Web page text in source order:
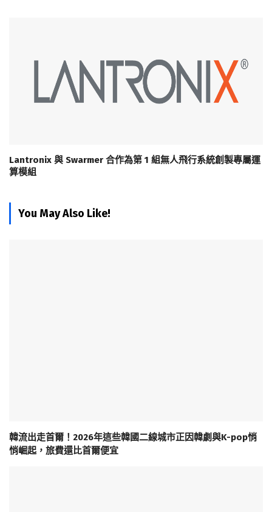
Lantronix 與 Swarmer 合作為第 1 組無人飛行系統創製專屬運
算模組
You May Also Like!
韓流出走首爾！2026年這些韓國二線城市正因韓劇與K-pop悄
悄崛起，旅費還比首爾便宜